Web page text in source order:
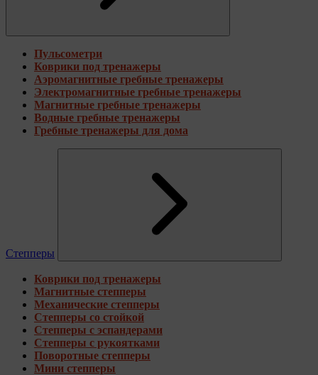
Пульсометри
Коврики под тренажеры
Аэромагнитные гребные тренажеры
Электромагнитные гребные тренажеры
Магнитные гребные тренажеры
Водные гребные тренажеры
Гребные тренажеры для дома
Степперы
Коврики под тренажеры
Магнитные степперы
Механические степперы
Степперы со стойкой
Степперы с эспандерами
Степперы с рукоятками
Поворотные степперы
Мини степперы